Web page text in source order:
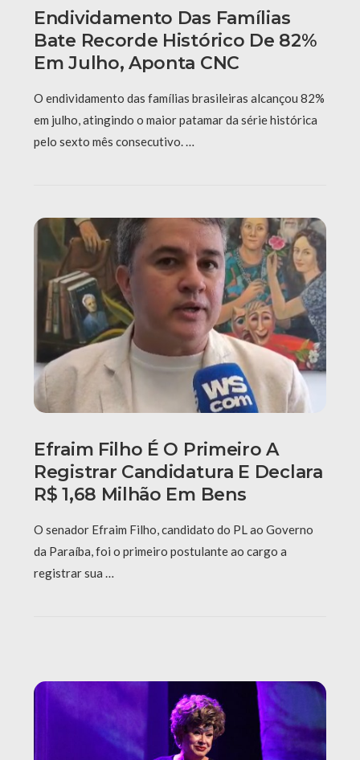
Endividamento Das Famílias
Bate Recorde Histórico De 82%
Em Julho, Aponta CNC
O endividamento das famílias brasileiras alcançou 82%
em julho, atingindo o maior patamar da série histórica
pelo sexto mês consecutivo. …
Efraim Filho É O Primeiro A
Registrar Candidatura E Declara
R$ 1,68 Milhão Em Bens
O senador Efraim Filho, candidato do PL ao Governo
da Paraíba, foi o primeiro postulante ao cargo a
registrar sua …